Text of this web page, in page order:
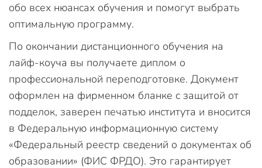
обо всех нюансах обучения и помогут выбрать
оптимальную программу.
По окончании дистанционного обучения на
лайф-коуча вы получаете диплом о
профессиональной переподготовке. Документ
оформлен на фирменном бланке с защитой от
подделок, заверен печатью института и вносится
в Федеральную информационную систему
«Федеральный реестр сведений о документах об
образовании» (ФИС ФРДО). Это гарантирует